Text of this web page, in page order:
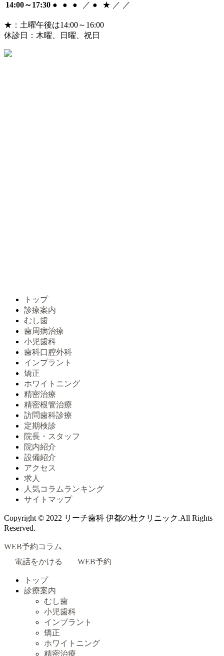
14:00～17:30 ● ● ● ／ ● ★ ／ ／
★：土曜午後は14:00～16:00
休診日：木曜、日曜、祝日
トップ
診療案内
むし歯
歯周病治療
小児歯科
歯科口腔外科
インプラント
矯正
ホワイトニング
精密治療
精密根管治療
訪問歯科診療
定期検診
院長・スタッフ
院内紹介
設備紹介
アクセス
求人
人気コラムランキング
サイトマップ
Copyright © 2022 リーチ歯科 伊都の杜クリニック.All Rights
Reserved.
WEB予約コラム
電話をかける
WEB予約
トップ
診療案内
むし歯
小児歯科
インプラント
矯正
ホワイトニング
精密治療